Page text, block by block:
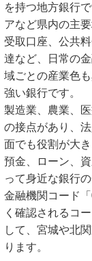
を持つ地方銀行
アなど県内の主
受取口座、公共
達など、日常の
域ごとの産業色
強い銀行です。
製造業、農業、
の接点があり、
面でも役割が大
預金、ローン、
って身近な銀行の
金融機関コード
く確認されるコ
して、宮城や北
ります。